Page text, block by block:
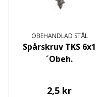
OBEHANDLAD STÅL
Spårskruv TKS 6x1
´Obeh.
2,5 kr